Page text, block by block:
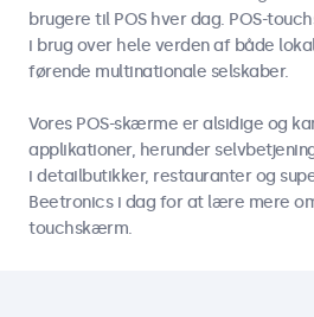
brugere til POS hver dag. POS-
i brug over hele verden af både
førende multinationale selskaber.
Vores POS-skærme er alsidige og
applikationer, herunder
i detailbutikker, restauranter og
Beetronics i dag for at lære mere
touchskærm.